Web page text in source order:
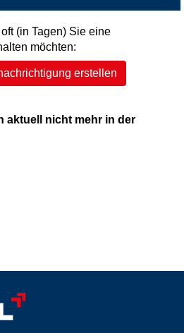
(in Tagen) Sie eine
möchten:
erstellen
aktuell nicht mehr in der